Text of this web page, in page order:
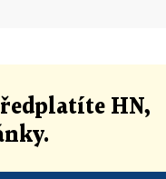
HN,
.